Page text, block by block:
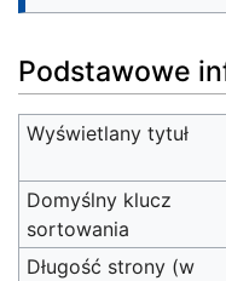
Podstawowe
Wyświetlany tytuł
Domyślny klucz
sortowania
Długość strony (w